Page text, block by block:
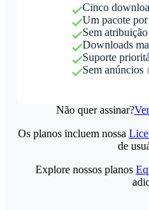
Cinco
Um pacote por
Sem atribuição
Downloads
Suporte
Sem anúncios
Não quer assinar?
Os planos incluem nossa
de
Explore nossos planos